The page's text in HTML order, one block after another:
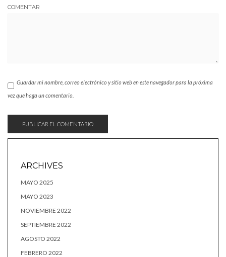
COMENTAR
Guardar mi nombre, correo electrónico y sitio web en este navegador para la próxima
vez que haga un comentario.
ARCHIVES
MAYO 2025
MAYO 2023
NOVIEMBRE 2022
SEPTIEMBRE 2022
AGOSTO 2022
FEBRERO 2022